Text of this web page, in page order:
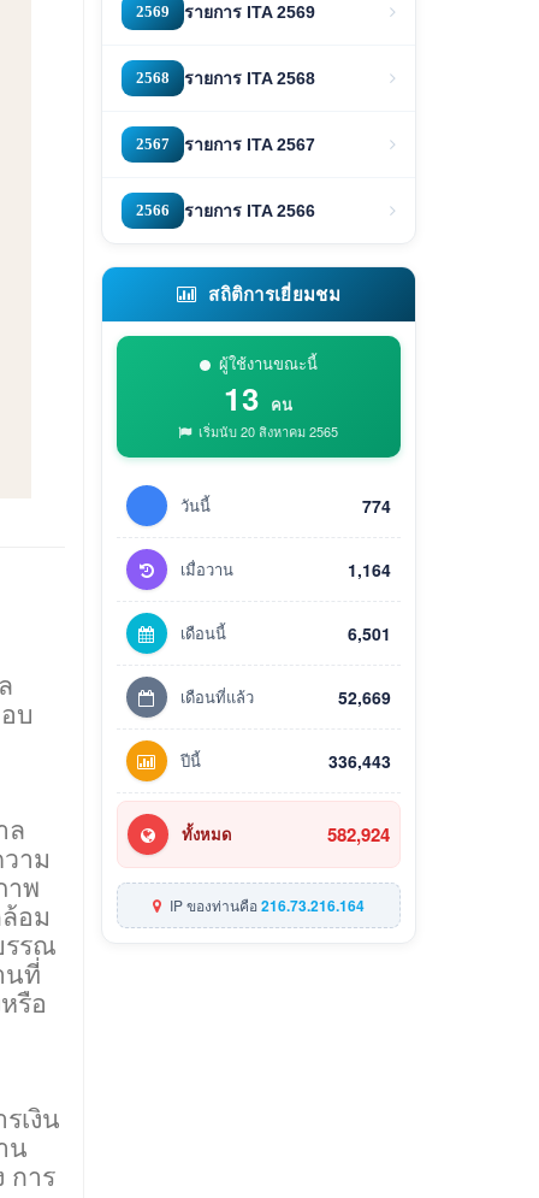
บ
ล
าม
าพ
อม
รรณ
นที่
รือ
เงิน
น
การ
2569 รายการ ITA 2569
2568 รายการ ITA 2568
2567 รายการ ITA 2567
2566 รายการ ITA 2566
สถิติการเยี่ยมชม
ผู้ใช้งานขณะนี้
13 คน
เริ่มนับ 20 สิงหาคม 2565
วันนี้ 774
เมื่อวาน 1,164
เดือนนี้ 6,501
เดือนที่แล้ว 52,669
ปีนี้ 336,443
ทั้งหมด 582,924
IP ของท่านคือ216.73.216.164